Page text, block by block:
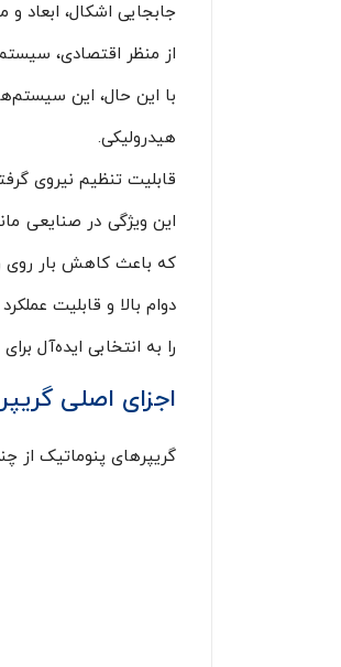
جابجایی اشکال، ابعاد
از منظر اقتصادی،
با این حال، این
هیدرولیکی.
قابلیت تنظیم نیروی
این ویژگی در صنایعی
که باعث کاهش بار
را به انتخابی ایده‌آل
اجزای اصلی
گریپرهای پنوماتیک از